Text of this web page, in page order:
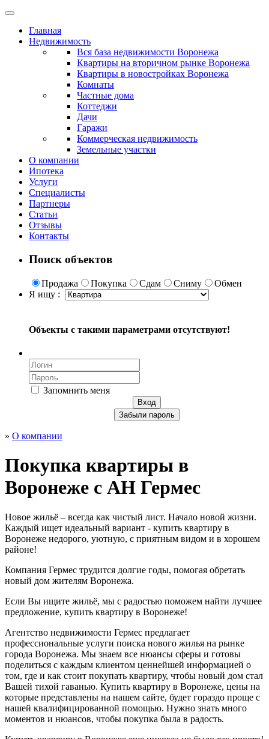
Главная
Недвижимость
Вся база недвижимости Воронежа
Квартиры на вторичном рынке Воронежа
Квартиры в новостройках Воронежа
Комнаты
Частные дома
Коттеджи
Дачи
Гаражи
Коммерческая недвижимость
Земельные участки
О компании
Ипотека
Услуги
Специалисты
Партнеры
Статьи
Отзывы
Контакты
Поиск объектов
Продажа Покупка Сдам Сниму
Обмен
Я ищу :
Объекты с такими параметрами отсутствуют!
Запомнить меня
Вход
Забыли пароль
» О компании
Покупка квартиры в
Воронеже с АН Гермес
Новое жильё – всегда как чистый лист. Начало новой жизни.
Каждый ищет идеальный вариант - купить квартиру в
Воронеже недорого, уютную, с приятным видом и в хорошем
районе!
Компания Гермес трудится долгие годы, помогая обретать
новый дом жителям Воронежа.
Если Вы ищите жильё, мы с радостью поможем найти лучшее
предложение, купить квартиру в Воронеже!
Агентство недвижимости Гермес предлагает
профессиональные услуги поиска нового жилья на рынке
города Воронежа. Мы знаем все нюансы сферы и готовы
поделиться с каждым клиентом ценнейшей информацией о
том, где и как стоит покупать квартиру, чтобы новый дом стал
Вашей тихой гаванью. Купить квартиру в Воронеже, цены на
которые представлены на нашем сайте, будет гораздо проще с
нашей квалифицированной помощью. Нужно знать много
моментов и нюансов, чтобы покупка была в радость.